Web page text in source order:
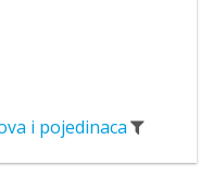
i pojedinaca